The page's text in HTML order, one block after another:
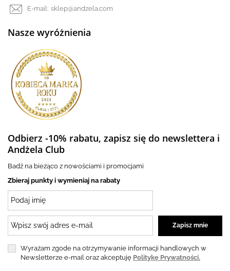
E-mail: sklep@andzela.com
Nasze wyróżnienia
Odbierz -10% rabatu, zapisz się do newslettera i
Andżela Club
Badź na bieżąco z nowościami i promocjami
Zbieraj punkty i wymieniaj na rabaty
Wyrażam zgode na otrzymywanie informacji handlowych w
Newsletterze e-mail oraz akceptuję Politykę Prywatności.